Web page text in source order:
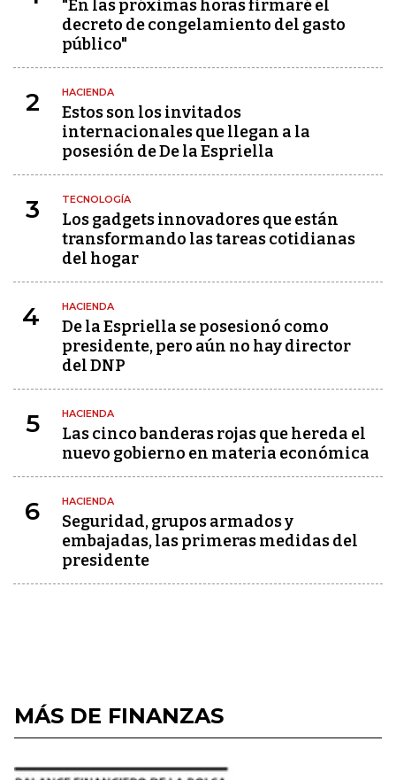
"En las próximas horas firmaré el
decreto de congelamiento del gasto
público"
2 HACIENDA
Estos son los invitados
internacionales que llegan a la
posesión de De la Espriella
3 TECNOLOGÍA
Los gadgets innovadores que están
transformando las tareas cotidianas
del hogar
4 HACIENDA
De la Espriella se posesionó como
presidente, pero aún no hay director
del DNP
5 HACIENDA
Las cinco banderas rojas que hereda el
nuevo gobierno en materia económica
6 HACIENDA
Seguridad, grupos armados y
embajadas, las primeras medidas del
presidente
MÁS DE FINANZAS